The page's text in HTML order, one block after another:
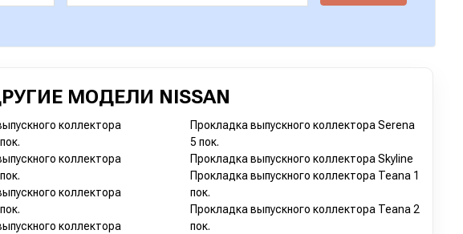
МОДЕЛИ NISSAN
коллектора
коллектора
коллектора
коллектора
Прокладка выпускного коллектора Serena
5 пок.
Прокладка выпускного коллектора Skyline
Прокладка выпускного коллектора Teana 1
пок.
Прокладка выпускного коллектора Teana 2
пок.